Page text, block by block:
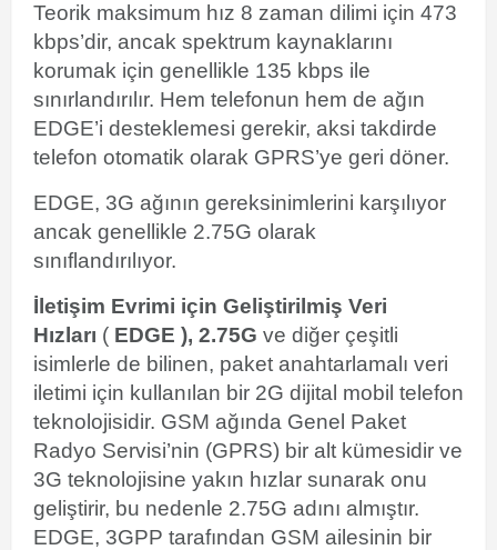
Teorik maksimum hız 8 zaman dilimi için 473
kbps’dir, ancak spektrum kaynaklarını
korumak için genellikle 135 kbps ile
sınırlandırılır. Hem telefonun hem de ağın
EDGE’i desteklemesi gerekir, aksi takdirde
telefon otomatik olarak GPRS’ye geri döner.
EDGE, 3G ağının gereksinimlerini karşılıyor
ancak genellikle 2.75G olarak
sınıflandırılıyor.
İletişim Evrimi için Geliştirilmiş Veri
Hızları ( EDGE ), 2.75G ve diğer çeşitli
isimlerle de bilinen, paket anahtarlamalı veri
iletimi için kullanılan bir 2G dijital mobil telefon
teknolojisidir. GSM ağında Genel Paket
Radyo Servisi’nin (GPRS) bir alt kümesidir ve
3G teknolojisine yakın hızlar sunarak onu
geliştirir, bu nedenle 2.75G adını almıştır.
EDGE, 3GPP tarafından GSM ailesinin bir